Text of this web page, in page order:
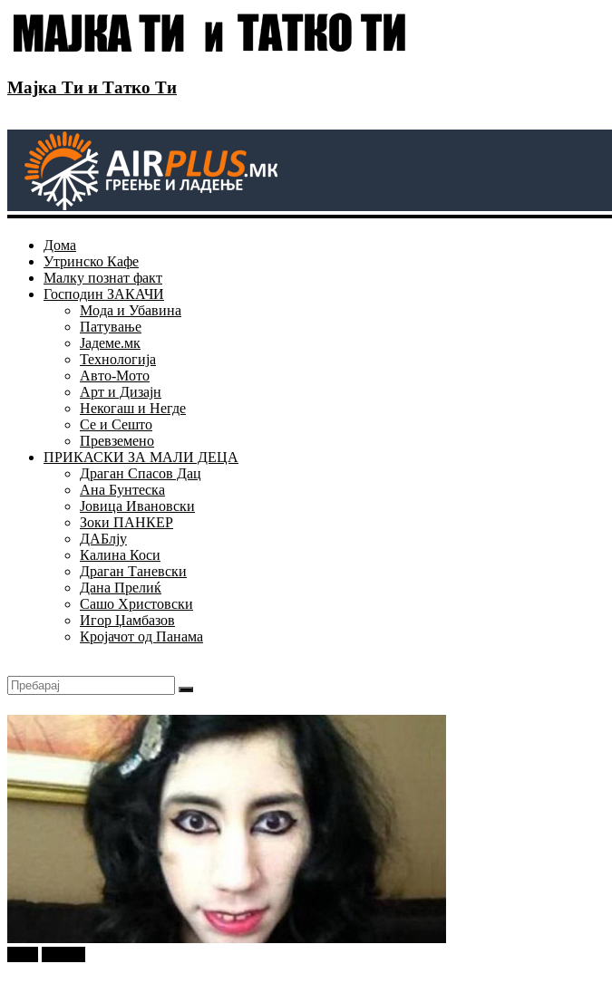
Мајка Ти и Татко Ти
Дома
Утринско Кафе
Малку познат факт
Господин ЗАКАЧИ
Мода и Убавина
Патување
Јадеме.мк
Технологија
Авто-Мото
Арт и Дизајн
Некогаш и Негде
Се и Сешто
Превземено
ПРИКАСКИ ЗА МАЛИ ДЕЦА
Драган Спасов Дац
Ана Бунтеска
Јовица Ивановски
Зоки ПАНКЕР
ДАБлју
Калина Коси
Драган Таневски
Дана Прелиќ
Сашо Христовски
Игор Џамбазов
Кројачот од Панама